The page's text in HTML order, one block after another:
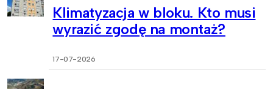
Klimatyzacja w bloku. Kto musi
wyrazić zgodę na montaż?
17-07-2026